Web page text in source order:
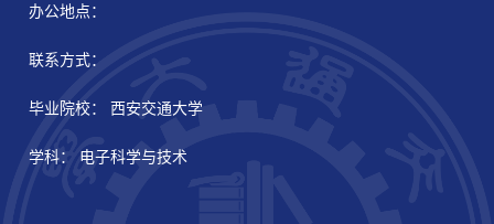
办公地点：
联系方式：
毕业院校： 西安交通大学
学科： 电子科学与技术